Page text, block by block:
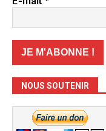
NOUS SOUTENIR